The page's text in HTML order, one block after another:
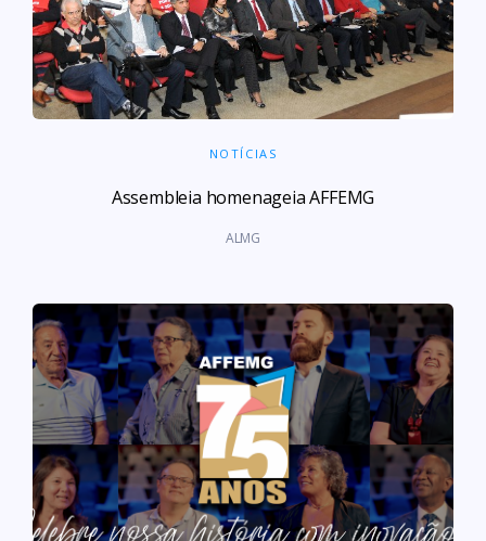
NOTÍCIAS
Assembleia homenageia AFFEMG
ALMG